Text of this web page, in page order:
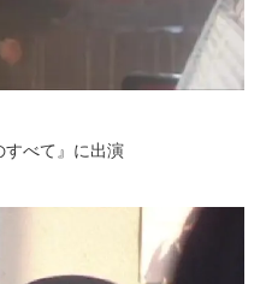
すべて』に出演